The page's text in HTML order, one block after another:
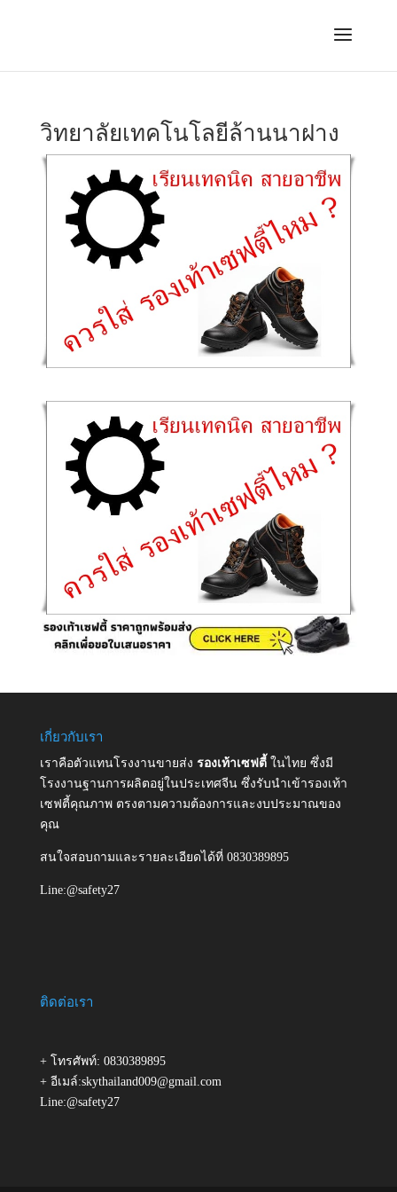
วิทยาลัยเทคโนโลยีล้านนาฝาง
เกี่ยวกับเรา
เราคือตัวแทนโรงงานขายส่ง รองเท้าเซฟตี้ ในไทย ซึ่งมี
โรงงานฐานการผลิตอยู่ในประเทศจีน ซึ่งรับนำเข้ารองเท้า
เซฟตี้คุณภาพ ตรงตามความต้องการและงบประมาณของ
คุณ
สนใจสอบถามและรายละเอียดได้ที่ 0830389895
Line:@safety27
ติดต่อเรา
+ โทรศัพท์: 0830389895
+ อีเมล์:skythailand009@gmail.com
Line:@safety27